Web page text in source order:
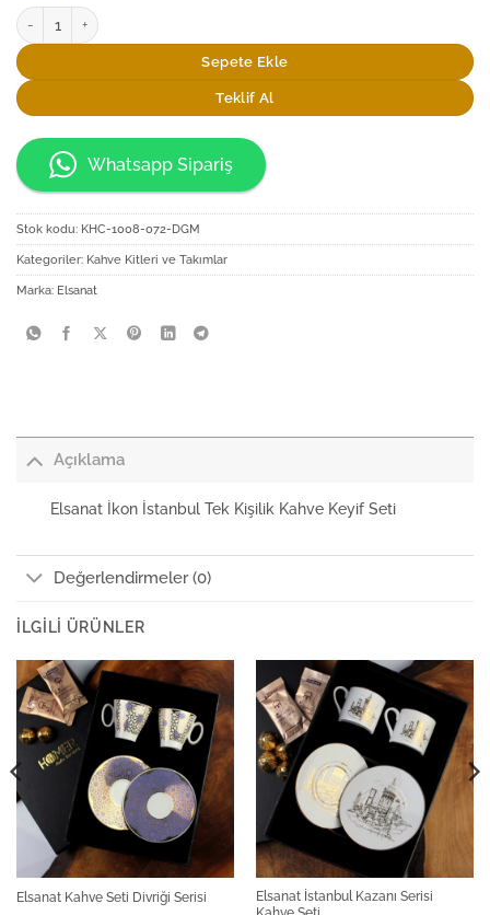
Elsanat İkon İstanbul Tek Kişilik Kahve Keyif Seti adet
Sepete Ekle
Teklif Al
Whatsapp Sipariş
Stok kodu: KHC-1008-072-DGM
Kategoriler: Kahve Kitleri ve Takımlar
Marka: Elsanat
Açıklama
Elsanat İkon İstanbul Tek Kişilik Kahve Keyif Seti
Değerlendirmeler (0)
İLGILI ÜRÜNLER
Elsanat Kahve Seti Divriği Serisi
Elsanat İstanbul Kazanı Serisi